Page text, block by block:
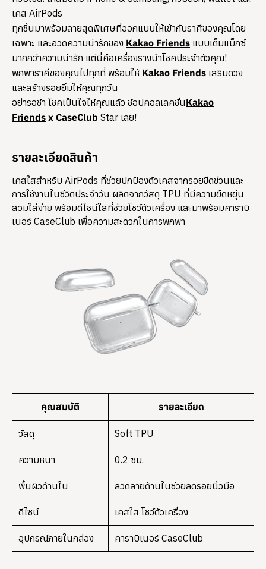
เคส AirPods
ทุกชิ้นมาพร้อมลายสุดพิเศษที่ออกแบบให้เข้ากับราศีของคุณโดย
เฉพาะ และอวดความน่ารักของ Kakao Friends แบบเต็มแม็กซ์
มากกว่าความน่ารัก แต่นี่คือเครื่องรางนำโชคประจำตัวคุณ!
พกพาราศีของคุณไปทุกที่ พร้อมให้ Kakao Friends เสริมดวง
และสร้างรอยยิ้มให้คุณทุกวัน
อย่ารอช้า โชคเป็นใจให้คุณแล้ว ช้อปคอลเลคชั่นKakao
Friends x CaseClub Star เลย!
รายละเอียดสินค้า
เคสใสสำหรับ AirPods ที่ช่วยปกป้องตัวเคสจากรอยขีดข่วนและ
การใช้งานในชีวิตประจำวัน ผลิตจากวัสดุ TPU ที่มีความยืดหยุ่น
สวมใส่ง่าย พร้อมดีไซน์ใสที่ช่วยโชว์ตัวเครื่อง และมาพร้อมคาราบิ
เนอร์ CaseClub เพื่อความสะดวกในการพกพา
คุณสมบัติ รายละเอียด
วัสดุ Soft TPU
ความหนา 0.2 ซม.
พื้นผิวด้านใน ลวดลายด้านในช่วยลดรอยนิ้วมือ
ดีไซน์ เคสใส โชว์ตัวเครื่อง
อุปกรณ์ภายในกล่อง คาราบิเนอร์ CaseClub